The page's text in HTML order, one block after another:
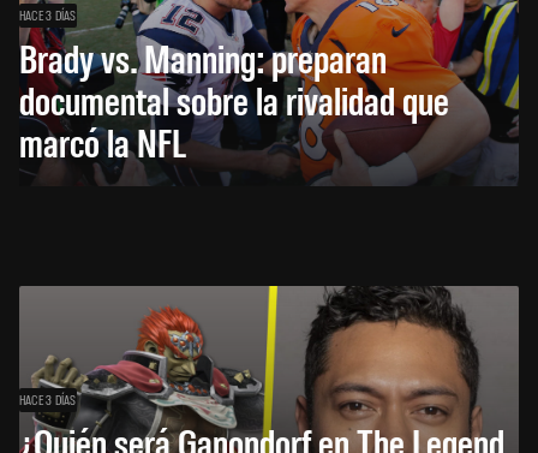
HACE 3 DÍAS
Brady vs. Manning: preparan
documental sobre la rivalidad que
marcó la NFL
HACE 3 DÍAS
¿Quién será Ganondorf en The Legend